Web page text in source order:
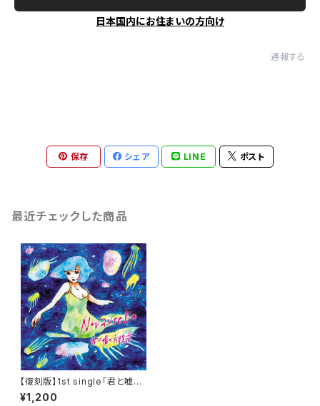
日本国内にお住まいの方向け
通報する
保存 シェア LINE ポスト
最近チェックした商品
【復刻版】1st single「君と嘘の
方程式」
¥1,200